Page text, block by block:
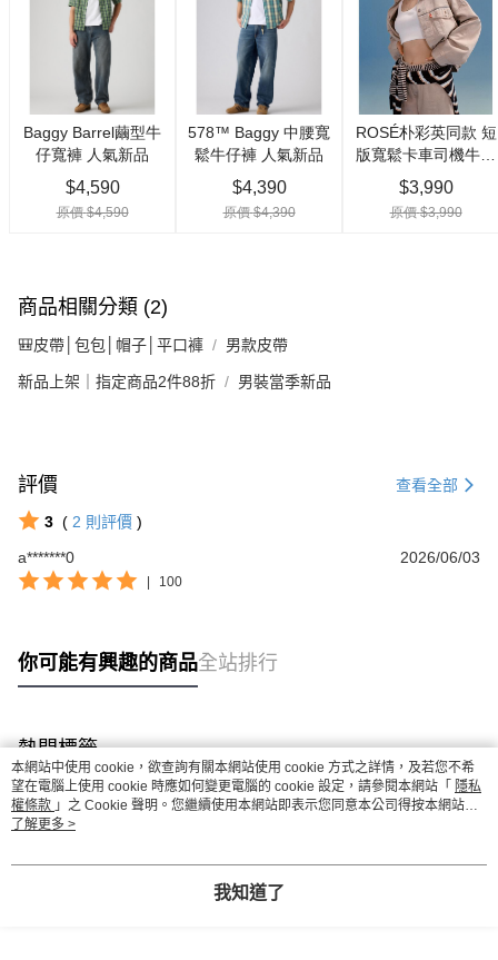
商品相關分類 (2)
🎒皮帶│包包│帽子│平口褲 男款皮帶
新品上架｜指定商品2件88折 男裝當季新品
評價 查看全部
3 ( 2 則評價 )
a*******0
2026/06/03
100
你可能有興趣的商品全站排行
熱門標籤
本網站中使用 cookie，欲查詢有關本網站使用 cookie 方式之詳情，及若您不希
望在電腦上使用 cookie 時應如何變更電腦的 cookie 設定，請參閱本網站「 隱私
權條款 」之 Cookie 聲明。您繼續使用本網站即表示您同意本公司得按本網站使
用條款之 Cookie 聲明使用 cookie。
了解更多 >
我知道了